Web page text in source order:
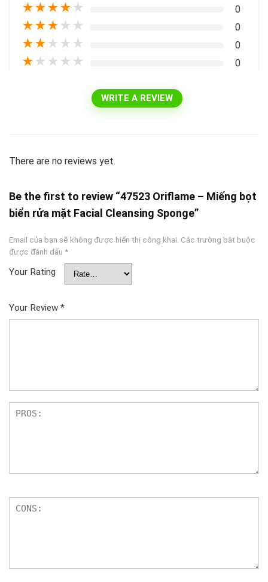
★★★★ ★ 0
★★★ ★ ★ 0
★★ ★ ★ ★ 0
★ ★ ★ ★ ★ 0
WRITE A REVIEW
There are no reviews yet.
Be the first to review “47523 Oriflame – Miếng bọt
biển rửa mặt Facial Cleansing Sponge”
Email của bạn sẽ không được hiển thị công khai. Các trường bắt buộc
được đánh dấu *
Your Rating
Your Review *